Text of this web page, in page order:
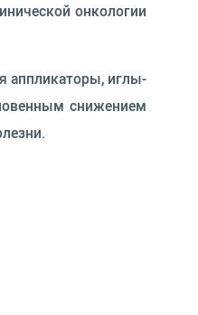
онкологии
аппликаторы, иглы-
снижением